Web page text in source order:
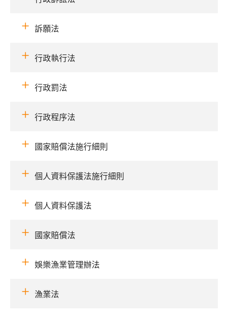
訴願法
行政執行法
行政罰法
行政程序法
國家賠償法施行細則
個人資料保護法施行細則
個人資料保護法
國家賠償法
娛樂漁業管理辦法
漁業法